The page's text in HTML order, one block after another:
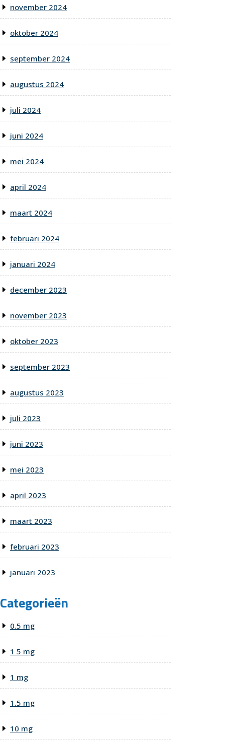
november 2024
oktober 2024
september 2024
augustus 2024
juli 2024
juni 2024
mei 2024
april 2024
maart 2024
februari 2024
januari 2024
december 2023
november 2023
oktober 2023
september 2023
augustus 2023
juli 2023
juni 2023
mei 2023
april 2023
maart 2023
februari 2023
januari 2023
Categorieën
0.5 mg
1 5 mg
1 mg
1.5 mg
10 mg